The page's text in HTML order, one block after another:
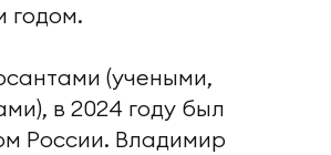
годом.
(учеными,
в 2024 году был
России. Владимир